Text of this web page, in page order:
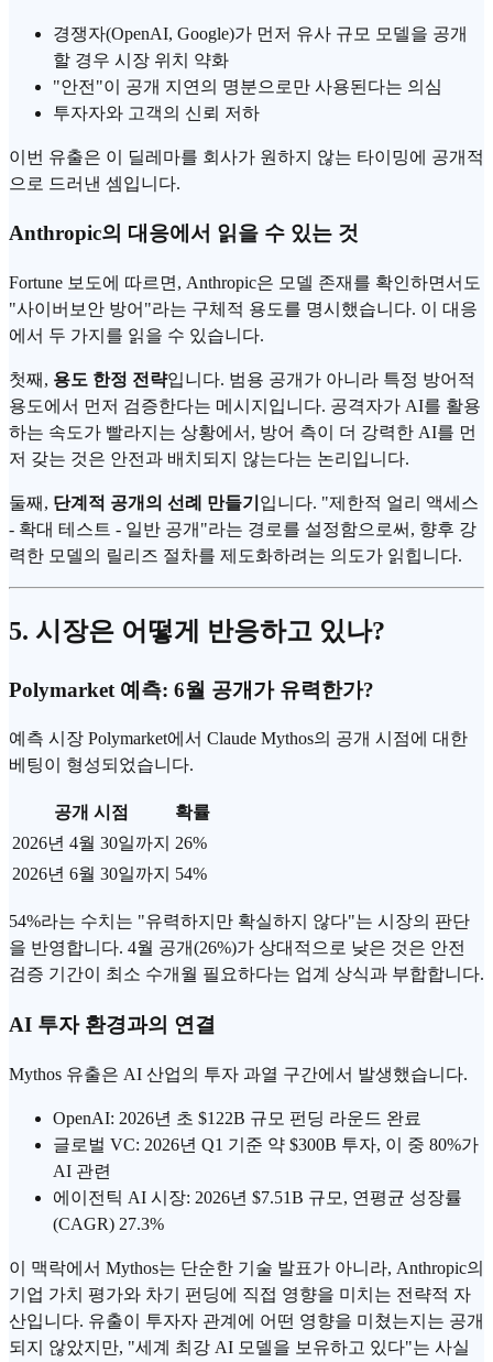
경쟁자(OpenAI, Google)가 먼저 유사 규모 모델을 공개
할 경우 시장 위치 약화
"안전"이 공개 지연의 명분으로만 사용된다는 의심
투자자와 고객의 신뢰 저하
이번 유출은 이 딜레마를 회사가 원하지 않는 타이밍에 공개적
으로 드러낸 셈입니다.
Anthropic의 대응에서 읽을 수 있는 것
Fortune 보도에 따르면, Anthropic은 모델 존재를 확인하면서도
"사이버보안 방어"라는 구체적 용도를 명시했습니다. 이 대응
에서 두 가지를 읽을 수 있습니다.
첫째, 용도 한정 전략입니다. 범용 공개가 아니라 특정 방어적
용도에서 먼저 검증한다는 메시지입니다. 공격자가 AI를 활용
하는 속도가 빨라지는 상황에서, 방어 측이 더 강력한 AI를 먼
저 갖는 것은 안전과 배치되지 않는다는 논리입니다.
둘째, 단계적 공개의 선례 만들기 입니다. "제한적 얼리 액세스
- 확대 테스트 - 일반 공개"라는 경로를 설정함으로써, 향후 강
력한 모델의 릴리즈 절차를 제도화하려는 의도가 읽힙니다.
5. 시장은 어떻게 반응하고 있나?
Polymarket 예측: 6월 공개가 유력한가?
예측 시장 Polymarket에서 Claude Mythos의 공개 시점에 대한
베팅이 형성되었습니다.
공개 시점
확률
2026년 4월 30일까지 26%
2026년 6월 30일까지
54%
54%라는 수치는 "유력하지만 확실하지 않다"는 시장의 판단
을 반영합니다. 4월 공개(26%)가 상대적으로 낮은 것은 안전
검증 기간이 최소 수개월 필요하다는 업계 상식과 부합합니다.
AI 투자 환경과의 연결
Mythos 유출은 AI 산업의 투자 과열 구간에서 발생했습니다.
OpenAI: 2026년 초 $122B 규모 펀딩 라운드 완료
글로벌 VC: 2026년 Q1 기준 약 $300B 투자, 이 중 80%가
AI 관련
에이전틱 AI 시장: 2026년 $7.51B 규모, 연평균 성장률
(CAGR) 27.3%
이 맥락에서 Mythos는 단순한 기술 발표가 아니라, Anthropic의
기업 가치 평가와 차기 펀딩에 직접 영향을 미치는 전략적 자
산입니다. 유출이 투자자 관계에 어떤 영향을 미쳤는지는 공개
되지 않았지만, "세계 최강 AI 모델을 보유하고 있다"는 사실